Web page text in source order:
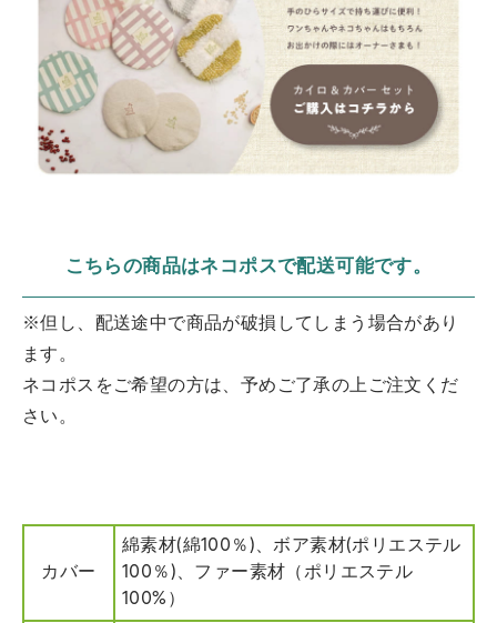
こちらの商品はネコポスで配送可能です。
※但し、配送途中で商品が破損してしまう場合があり
ます。
ネコポスをご希望の方は、予めご了承の上ご注文くだ
さい。
カバー
綿素材(綿100％)、ボア素材(ポリエステル
100％)、ファー素材（ポリエステル
100%）